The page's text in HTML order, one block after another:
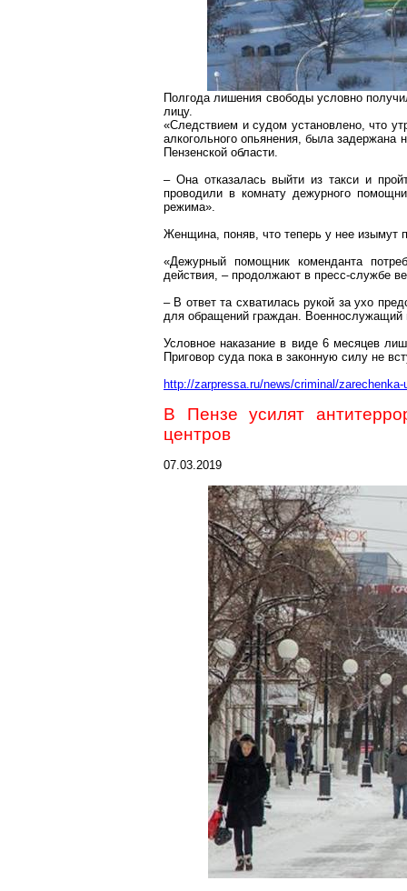
Полгода лишения свободы условно
лицу.
«Следствием и судом установлено, что
алкогольного опьянения, была задержана
Пензенской области.
– Она отказалась выйти из такси и
проводили в комнату дежурного
режима».
Женщина, поняв, что теперь у нее изымут
«Дежурный помощник коменданта
действия, – продолжают в пресс-службе
– В ответ та схватилась рукой за ухо
для обращений граждан.
Условное наказание в виде 6 месяцев
Приговор суда пока в законную силу не
http://zarpressa.ru/news/criminal/
В Пензе усилят
центров
07.03.2019